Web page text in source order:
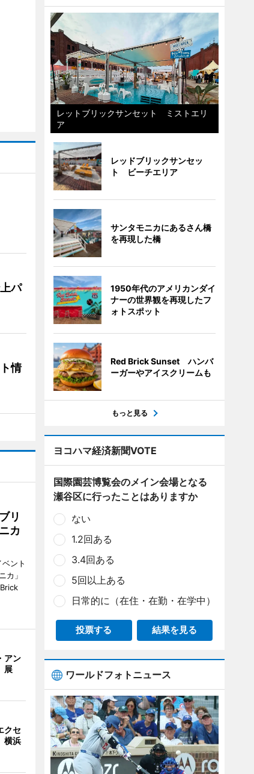
パ
情
リ
カ
ント
カ」
アン
展
クセ
横浜
レットブリックサンセット ミストエリ
ア
レッドブリックサンセッ
ト ビーチエリア
サンタモニカにあるさん橋
を再現した橋
1950年代のアメリカンダイ
ナーの世界観を再現したフ
ォトスポット
Red Brick Sunset ハンバ
ーガーやアイスクリームも
もっと見る
ヨコハマ経済新聞VOTE
国際園芸博覧会のメイン会場となる
瀬谷区に行ったことはありますか
ない
1.2回ある
3.4回ある
5回以上ある
日常的に（在住・在勤・在学中）
投票する 結果を見る
ワールドフォトニュース